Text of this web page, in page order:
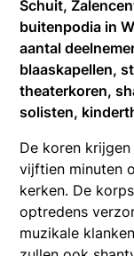
Schuit,
buitenpodia in
aantal
blaaskapellen,
theaterkoren,
solisten,
De koren
vijftien minuten
kerken. De
optredens
muzikale